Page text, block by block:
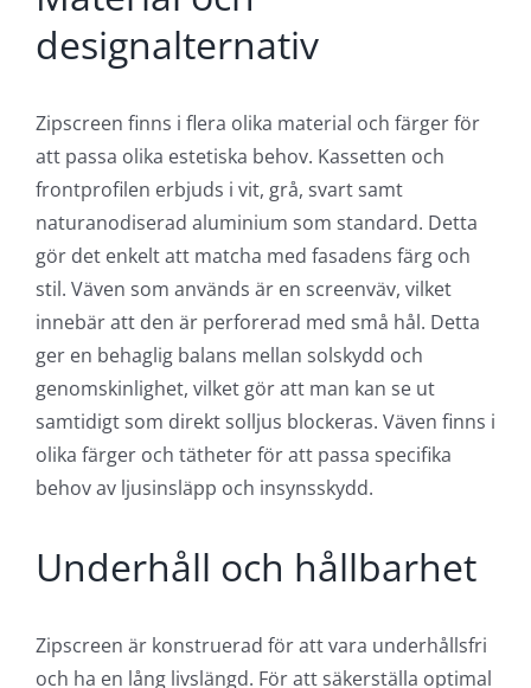
nisch, medan kassettens beslag kan fästas
antingen på vägg eller i tak. Detta gör att
lösningar och byggnadsstrukturer. Vid installation
är det viktigt att se till att styrskenorna är korrekt
inriktade och att väven är ordentligt spänd. Detta
garanterar att solskyddet fungerar optimalt och
behåller sin stabilitet även under tuffa
väderförhållanden.
Material och
designalternativ
Zipscreen finns i flera olika material och färger för
frontprofilen erbjuds i vit, grå, svart samt
gör det enkelt att matcha med fasadens färg och
stil. Väven som används är en screenväv, vilket